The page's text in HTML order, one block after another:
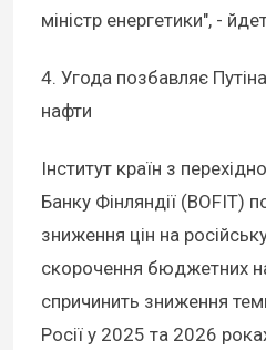
міністр енергетики", -
4. Угода позбавляє
нафти
Інститут країн з
Банку Фінляндії (BOFIT)
зниження цін на
скорочення бюджетних
спричинить зниження
Росії у 2025 та 2026